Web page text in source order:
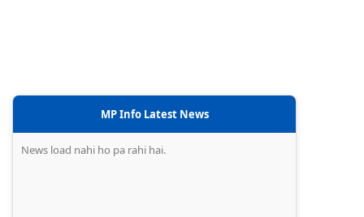
MP Info Latest News
News load nahi ho pa rahi hai.